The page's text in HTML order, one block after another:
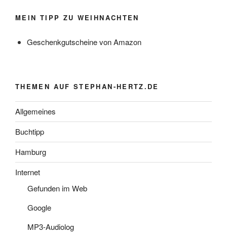
MEIN TIPP ZU WEIHNACHTEN
Geschenkgutscheine von Amazon
THEMEN AUF STEPHAN-HERTZ.DE
Allgemeines
Buchtipp
Hamburg
Internet
Gefunden im Web
Google
MP3-Audiolog